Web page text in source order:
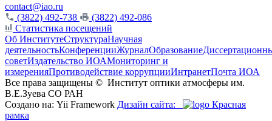
contact@iao.ru
(3822) 492-738
(3822) 492-086
Статистика посещений
Об ИнститутеСтруктураНаучная
деятельностьКонференцииЖурналОбразование
советИздательство ИОАМониторинг и
измеренияПротиводействие коррупцииИнтранетПочта ИОА
Все права защищены © Институт оптики атмосферы им.
В.Е.Зуева СО РАН
Создано на: Yii Framework Дизайн сайта:
Красная
рамка